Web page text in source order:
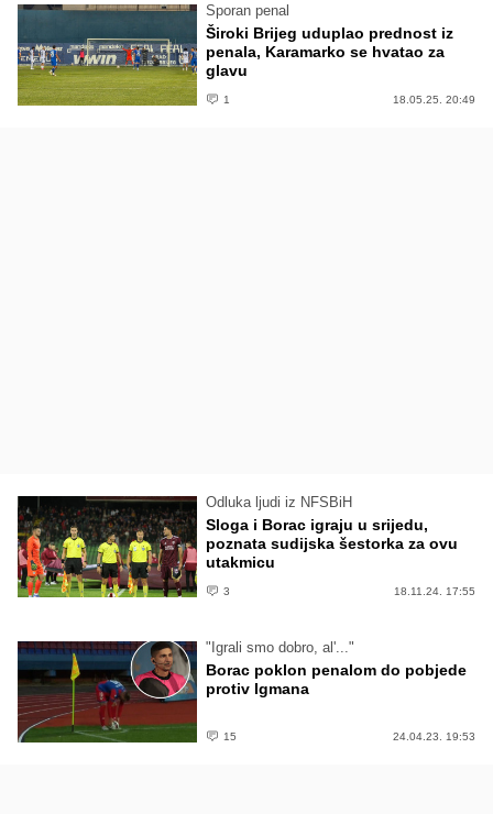
Sporan penal
Široki Brijeg uduplao prednost iz
penala, Karamarko se hvatao za
glavu
1 18.05.25. 20:49
Odluka ljudi iz NFSBiH
Sloga i Borac igraju u srijedu,
poznata sudijska šestorka za ovu
utakmicu
3 18.11.24. 17:55
"Igrali smo dobro, al'..."
Borac poklon penalom do pobjede
protiv Igmana
15 24.04.23. 19:53